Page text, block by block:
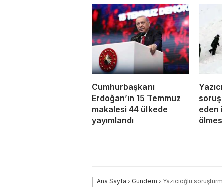
Cumhurbaşkanı
Erdoğan’ın 15 Temmuz
makalesi 44 ülkede
yayımlandı
eden
Ana Sayfa › Gündem › Yazıcıoğlu